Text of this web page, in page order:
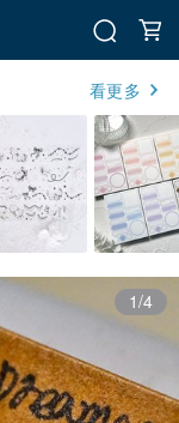
看更多
1/4